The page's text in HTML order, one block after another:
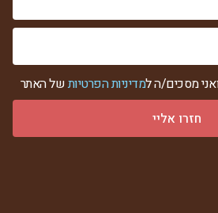
מסכים/ה למדיניות הפרטיותשל האתר
חזרו אליי